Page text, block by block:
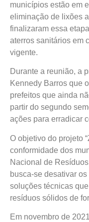
municípios estão em
eliminação de lixões
finalizaram essa
aterros sanitários em
vigente.
Durante a reunião, a
Kennedy Barros que
prefeitos que ainda
partir do segundo
ações para erradicar
O objetivo do projeto
conformidade dos
Nacional de
busca-se desativar
soluções técnicas
resíduos sólidos de
Em novembro de